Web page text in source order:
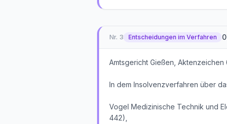
Nr. 3 Entscheidungen im Verfahren
Amtsgericht Gießen, Aktenzeichen
In dem Insolvenzverfahren über
Vogel Medizinische Technik und
442),